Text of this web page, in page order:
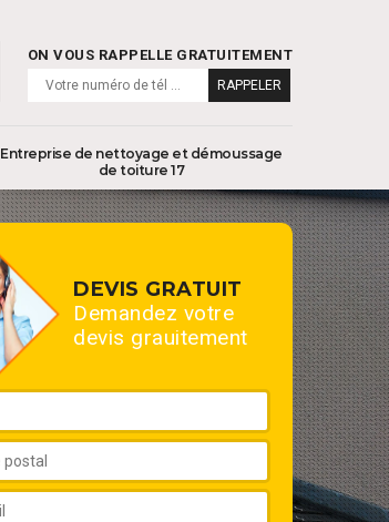
ON VOUS RAPPELLE GRATUITEMENT
Entreprise de nettoyage et démoussage
de toiture 17
DEVIS GRATUIT
Demandez votre
devis grauitement